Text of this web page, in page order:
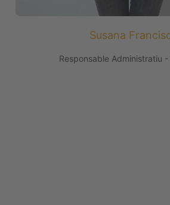
Susana
Responsable Administratiu -